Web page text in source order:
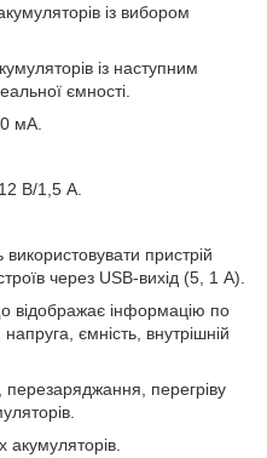
із вибором
із наступним
ємності.
мА.
В/1,5 А.
пристрій
через USB-вихід (5, 1 А).
відображає інформацію по
ємність, внутрішній
перезаряджання, перегріву
акумуляторів.